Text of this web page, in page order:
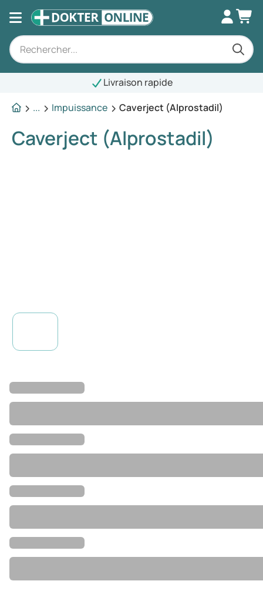
Livraison rapide
...
Impuissance Caverject (Alprostadil)
Caverject (Alprostadil)